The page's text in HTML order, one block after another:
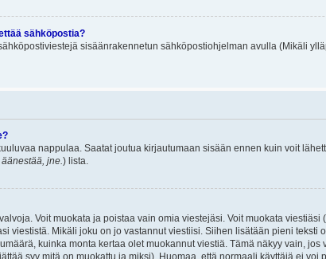
sähköpostia?
sisäänrakennetun sähköpostiohjelman avulla (Mikäli
nappulaa. Saatat joutua kirjautumaan sisään ennen kuin voit
jne.) lista.
Voit muokata ja poistaa vain omia viestejäsi. Voit muokata
viestistä. Mikäli joku on jo vastannut viestiisi. Siihen lisätään pieni teksti
kuinka monta kertaa olet muokannut viestiä. Tämä näkyy vain, jos
syy mitä on muokattu ja miksi). Huomaa, että normaali käyttäjä ei voi